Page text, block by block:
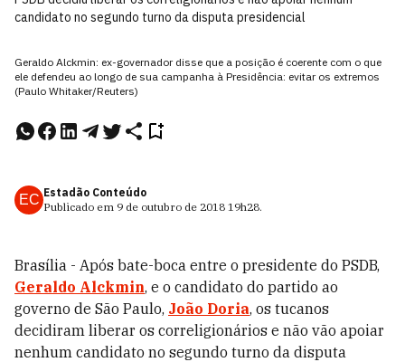
candidato no segundo turno da disputa presidencial
Geraldo Alckmin: ex-governador disse que a posição é coerente com o que
ele defendeu ao longo de sua campanha à Presidência: evitar os extremos
(Paulo Whitaker/Reuters)
EC Estadão Conteúdo
Publicado em 9 de outubro de 2018 19h28.
Brasília - Após bate-boca entre o presidente do PSDB,
Geraldo Alckmin, e o candidato do partido ao
governo de São Paulo, João Doria, os tucanos
decidiram liberar os correligionários e não vão apoiar
nenhum candidato no segundo turno da disputa